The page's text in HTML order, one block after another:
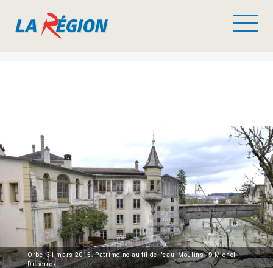
Orbe, 31 mars 2015. Patrimoine au fil de l'eau, Moulins. © Michel
Duperrex